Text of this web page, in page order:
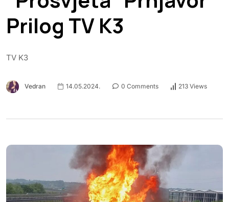
Prilog TV K3
TV K3
Vedran 14.05.2024. 0 Comments 213 Views